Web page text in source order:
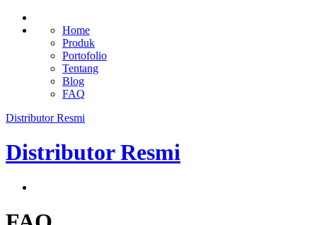
Home
Produk
Portofolio
Tentang
Blog
FAQ
Distributor Resmi
Distributor Resmi